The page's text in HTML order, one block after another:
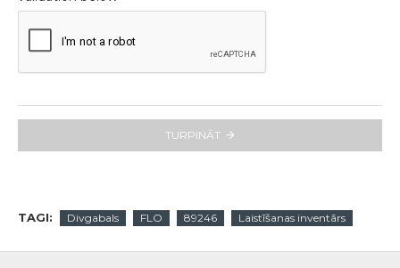
TURPINĀT
TAGI: Divgabals FLO 89246 Laistīšanas inventārs